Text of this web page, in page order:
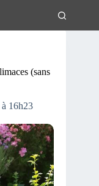
(sans
16h23